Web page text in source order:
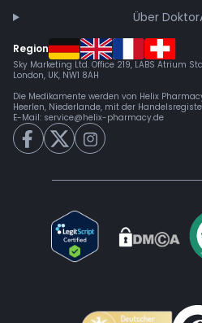
Über
Region
Sky Marketing Ltd. Office 219, LABS Atrium
London, UK, NW1 8AH
Die Medikamente werden von Helix
Heerlen, Niederlande, mit der
E-Mail: service@helix-pharmacy.de